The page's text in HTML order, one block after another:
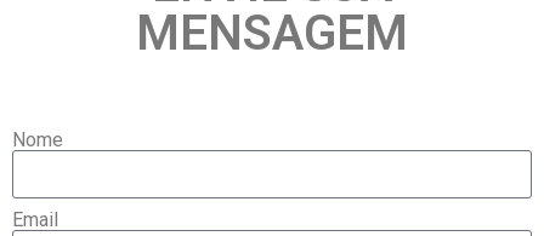
MENSAGEM
Nome
Email